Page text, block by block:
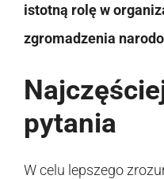
istotną rolę w
zgromadzenia
pytania
W celu lepszego